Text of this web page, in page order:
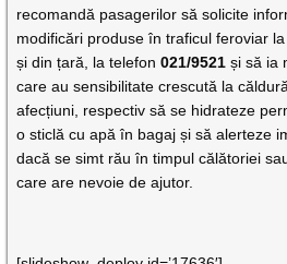
recomandă pasagerilor să solicite
modificări produse în traficul feroviar
și din țară, la telefon021/9521 și să ia
care au sensibilitate crescută la
afecțiuni, respectiv să se hidrateze
o sticlă cu apă în bagaj și să alerteze
dacă se simt rău în timpul călătoriei
care are nevoie de ajutor.